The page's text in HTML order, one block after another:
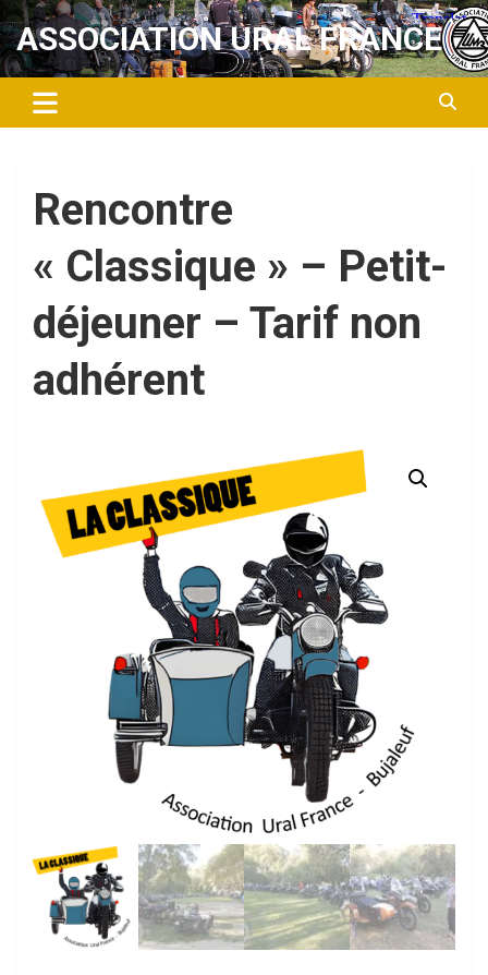
Aller
au
contenu
ASSOCIATION URAL FRANCE
Rencontre
« Classique » – Petit-
déjeuner – Tarif non
adhérent